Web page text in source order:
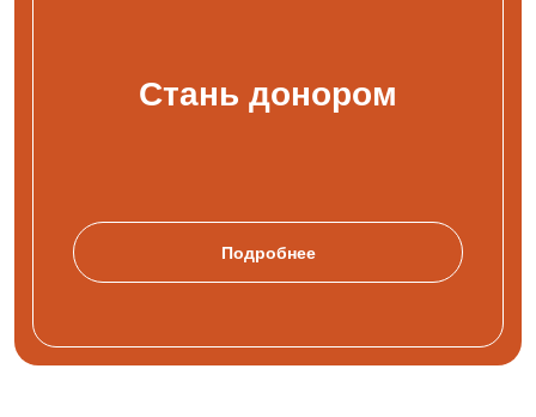
Стань донором
Подробнее